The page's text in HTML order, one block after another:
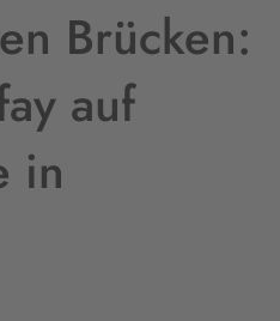
Brücken:
auf
in